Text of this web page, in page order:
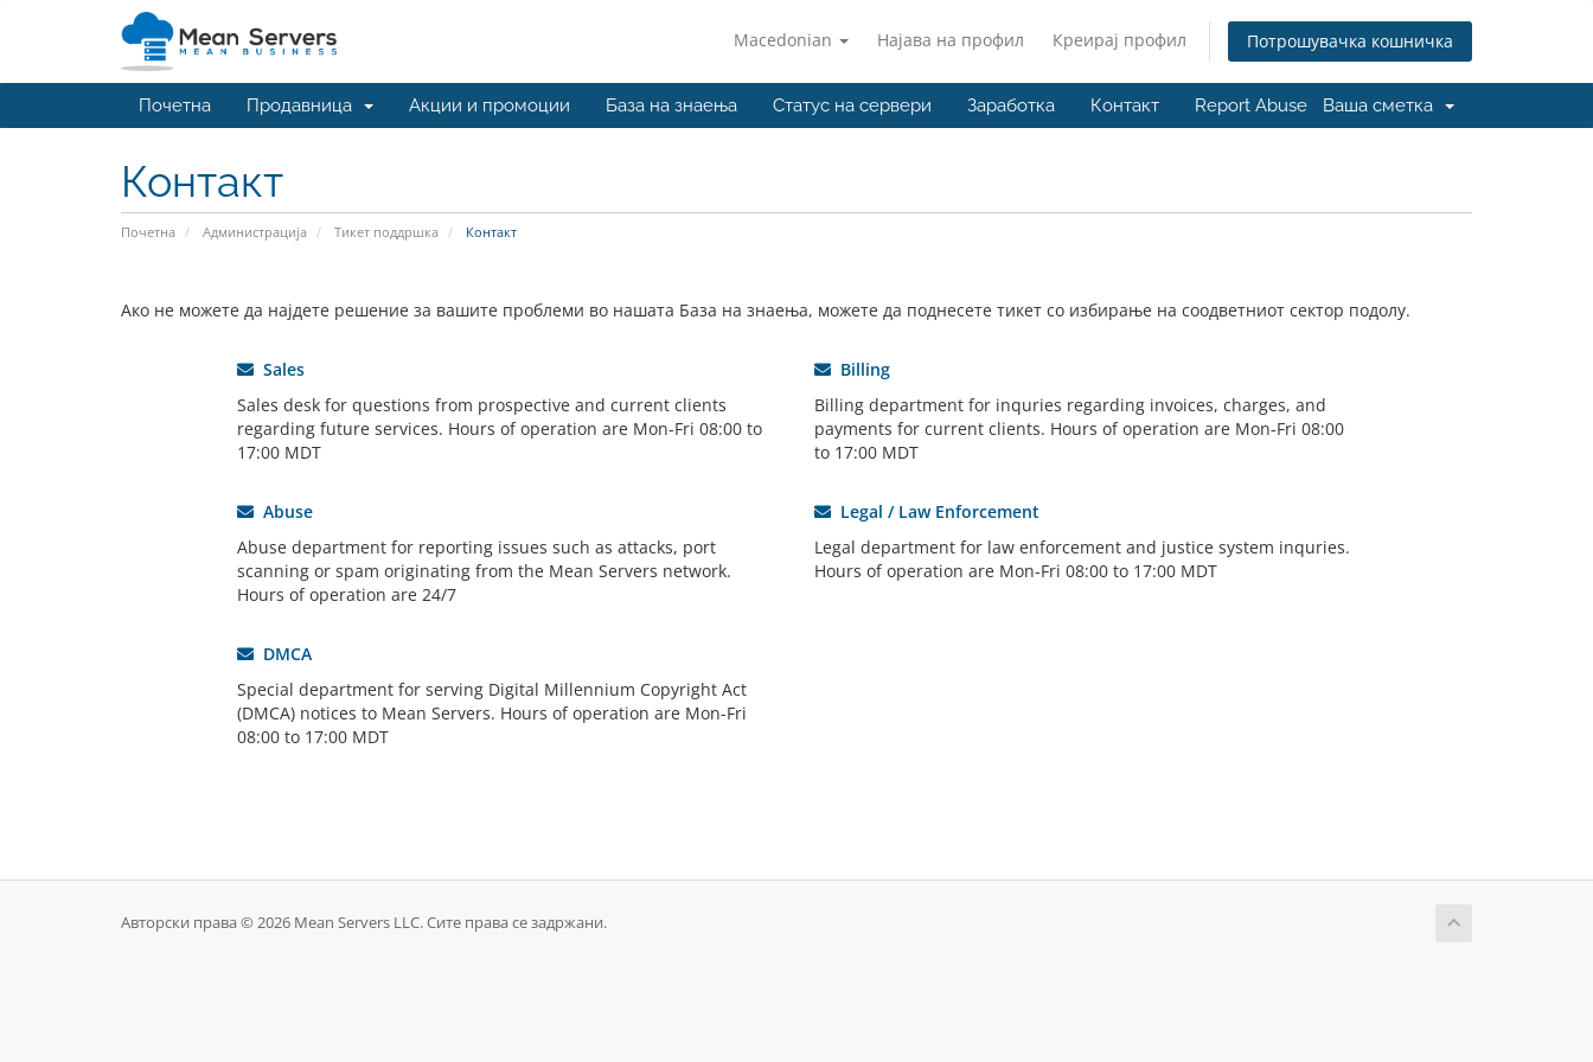
Macedonian Најава на профил Креирај профил Потрошувачка кошничка
Почетна Продавница Акции и промоции База на знаења Статус на сервери Заработка Контакт Report Abuse Ваша сметка
Контакт
Почетна Администрација Тикет поддршка Контакт
Ако не можете да најдете решение за вашите проблеми во нашата База на знаења, можете да поднесете тикет со избирање на соодветниот сектор подолу.
Sales
Sales desk for questions from prospective and current clients
regarding future services. Hours of operation are Mon-Fri 08:00 to
17:00 MDT
Billing
Billing department for inquries regarding invoices, charges, and
payments for current clients. Hours of operation are Mon-Fri 08:00
to 17:00 MDT
Abuse
Abuse department for reporting issues such as attacks, port
scanning or spam originating from the Mean Servers network.
Hours of operation are 24/7
Legal / Law Enforcement
Legal department for law enforcement and justice system inquries.
Hours of operation are Mon-Fri 08:00 to 17:00 MDT
DMCA
Special department for serving Digital Millennium Copyright Act
(DMCA) notices to Mean Servers. Hours of operation are Mon-Fri
08:00 to 17:00 MDT
Авторски права © 2026 Mean Servers LLC. Сите права се задржани.